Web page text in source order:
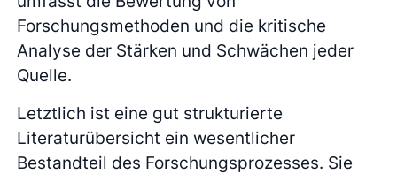
Forschungsmethoden und die kritische
Analyse der Stärken und Schwächen jeder
Quelle.
Letztlich ist eine gut strukturierte
Literaturübersicht ein wesentlicher
Bestandteil des Forschungsprozesses. Sie